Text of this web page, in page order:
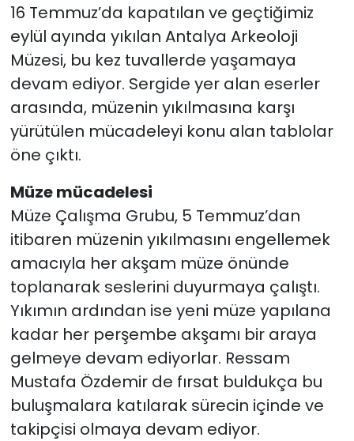
16 Temmuz’da kapatılan ve geçtiğimiz
eylül ayında yıkılan Antalya Arkeoloji
Müzesi, bu kez tuvallerde yaşamaya
devam ediyor. Sergide yer alan eserler
arasında, müzenin yıkılmasına karşı
yürütülen mücadeleyi konu alan tablolar
öne çıktı.
Müze mücadelesi
Müze Çalışma Grubu, 5 Temmuz’dan
itibaren müzenin yıkılmasını engellemek
amacıyla her akşam müze önünde
toplanarak seslerini duyurmaya çalıştı.
Yıkımın ardından ise yeni müze yapılana
kadar her perşembe akşamı bir araya
gelmeye devam ediyorlar. Ressam
Mustafa Özdemir de fırsat buldukça bu
buluşmalara katılarak sürecin içinde ve
takipçisi olmaya devam ediyor.